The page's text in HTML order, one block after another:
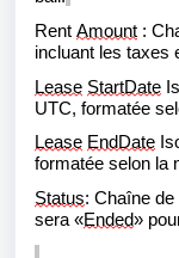
Rent Amount :
incluant les taxes
Lease StartDate
UTC, formatée
Lease EndDate
formatée selon la
Status: Chaîne
sera «Ended»